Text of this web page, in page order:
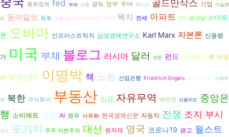
통화정책 fed 부패 신용 공익 정부 우버 무디스 골드만삭스 기업 아일랜
드 동아일보 유로 뒤를 돌아보면서:2000-1887 복지 전세 아파트 DTI 공산당 스마트
폰 오바마 인프라스트럭처 삼성경제연구소 Karl Marx 자본론 신용평
가 미국 부채 블로그 러시아 달러 엔론 펀드 삼성물산 벤 버냉
키 부동산PF 이명박 책 노동 산업은행 Friedrich Engels 레버리지 가계부
채 북한 주식회사 부동산 임금 자유무역 배트맨 신용카드
중앙은
행 소비에트 고용 AI 원유 사유화 한국경제신문 자동차 전쟁 조지 부시
공포 모기지 주주 자본주의 대선 원자재 영국 코로나19 광고 월스트